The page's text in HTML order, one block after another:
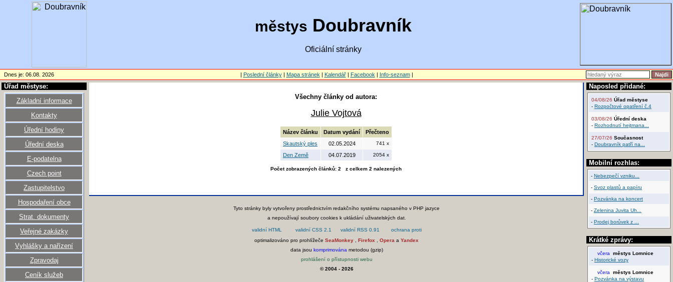
městys Doubravník
Oficiální stránky
Dnes je: 06.08. 2026 | Poslední články| Mapa stránek | Kalendář| Facebook | Info-seznam|
Úřad městyse:
Základní informace
Kontakty
Úřední hodiny
Úřední deska
E-podatelna
Czech point
Zastupitelstvo
Hospodaření obce
Strat. dokumenty
Veřejné zakázky
Vyhlášky a nařízení
Zpravodaj
Ceník služeb
Naposled přidané:
04/08/26 Úřad městyse
- Rozpočtové opatření č.4
03/08/26 Úřední deska
- Rozhodnutí hejtmana...
27/07/26 Současnost
- Doubravník patří na...
Mobilní rozhlas:
- Nebezpečí vzniku...
- Svoz plastů a papíru
- Pozvánka na koncert
- Zelenina Juvita Uh...
- Prodej borůvek z ...
Krátké zprávy:
včera městys Lomnice
- Historické vozy
včera městys Lomnice
- Pozvánka na výstavu
Všechny články od autora:
Julie Vojtová
Název článku Datum vydání
Přečteno
Skautský ples
02.05.2024 741 x
Den Země 04.07.2019 2054 x
Počet zobrazených článků: 2 z celkem 2 nalezených
Tyto stránky byly vytvořeny prostřednictvím redakčního systému napsaného v PHP jazyce
a nepoužívají soubory cookies k ukládání uživatelských dat.
optimalizováno pro prohlížeče SeaMonkey Firefox Opera a Yandex
data jsou komprimována metodou (gzip)
prohlášení o přístupnosti webu
© 2004 - 2026